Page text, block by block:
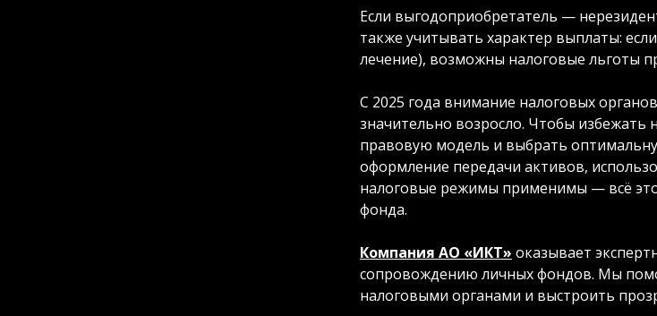
Если выгодоприобретатель —
также учитывать характер выплаты:
лечение), возможны налоговые льготы
С 2025 года внимание налоговых
значительно возросло. Чтобы
правовую модель и выбрать
оформление передачи активов,
налоговые режимы применимы — всё
фонда.
Компания АО «ИКТ» оказывает
сопровождению личных фондов. Мы
налоговыми органами и выстроить